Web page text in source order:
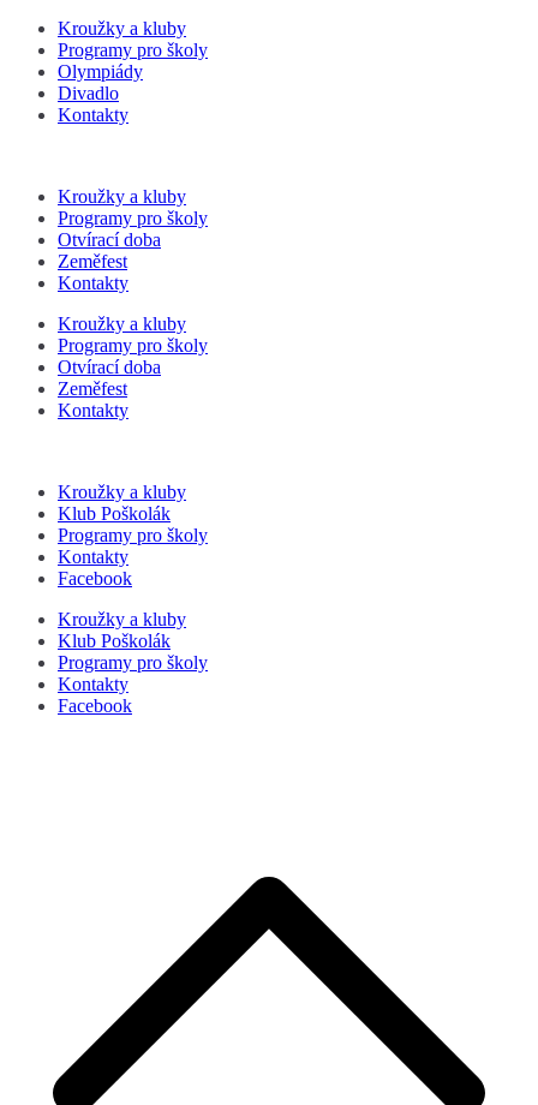
Kroužky a kluby
Programy pro školy
Olympiády
Divadlo
Kontakty
Kroužky a kluby
Programy pro školy
Otvírací doba
Zeměfest
Kontakty
Kroužky a kluby
Programy pro školy
Otvírací doba
Zeměfest
Kontakty
Kroužky a kluby
Klub Poškolák
Programy pro školy
Kontakty
Facebook
Kroužky a kluby
Klub Poškolák
Programy pro školy
Kontakty
Facebook